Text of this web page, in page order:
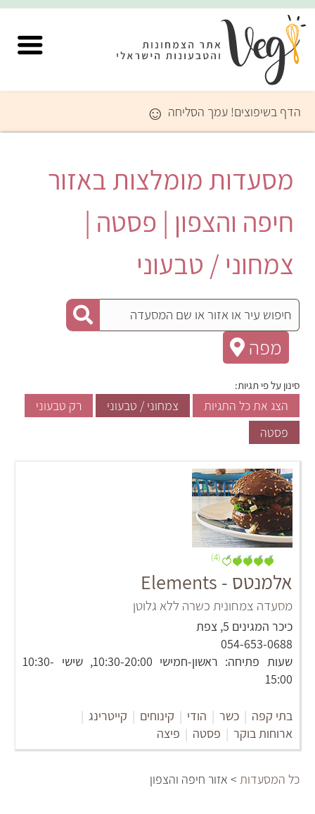
הדף בשיפוצים! עמך הסליחה ☺
מסעדות מומלצות באזור
חיפה והצפון | פסטה |
צמחוני / טבעוני
מפה
סינון על פי תגיות:
הצג את כל התגיות צמחוני / טבעוני
רק טבעוני
פסטה
(4)
אלמנטס - Elements
מסעדה צמחונית כשרה ללא גלוטן
כיכר המגינים 5, צפת
054-653-0688
שעות פתיחה: ראשון-חמישי 10:30-20:00, שישי 10:30-
15:00
בתי קפה | כשר | הודי | קינוחים | קייטרינג |
ארוחות בוקר | פסטה | פיצה
כל המסעדות > אזור חיפה והצפון